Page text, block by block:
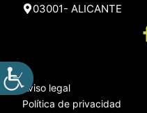
03001- ALICANTE
Aviso legal
Política de privacidad